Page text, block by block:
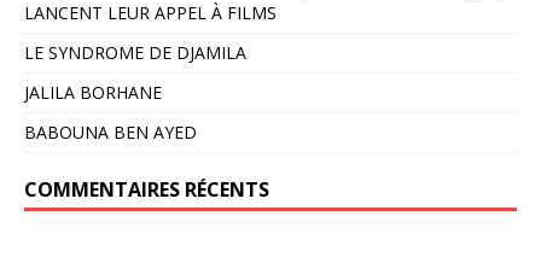
LANCENT LEUR APPEL À FILMS
LE SYNDROME DE DJAMILA
JALILA BORHANE
BABOUNA BEN AYED
COMMENTAIRES RÉCENTS